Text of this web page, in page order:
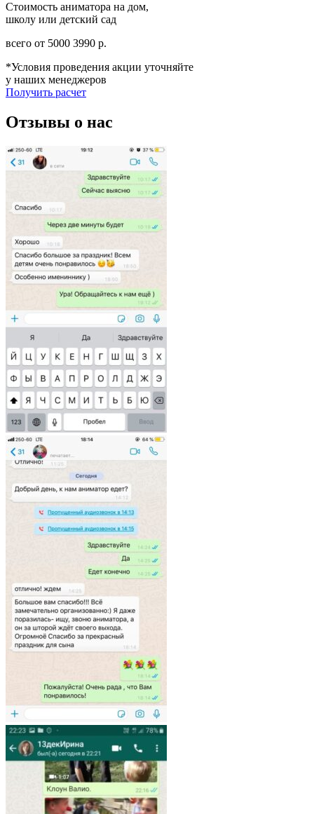
Стоимость аниматора на дом,
школу или детский сад
всего от 5000 3990 р.
*Условия проведения акции уточняйте
у наших менеджеров
Получить расчет
Отзывы о нас